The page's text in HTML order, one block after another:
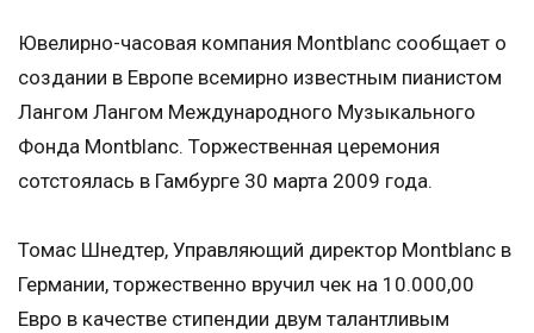
Ювелирно-часовая компания Montblanc сообщает о
создании в Европе всемирно известным пианистом
Лангом Лангом Международного Музыкального
Фонда Montblanc. Торжественная церемония
сотстоялась в Гамбурге 30 марта 2009 года.
Томас Шнедтер, Управляющий директор Montblanc в
Германии, торжественно вручил чек на 10.000,00
Евро в качестве стипендии двум талантливым